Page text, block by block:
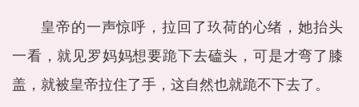
皇帝的一声惊呼，拉回了玖荷的心绪，她抬头
一看，就见罗妈妈想要跪下去磕头，可是才弯了膝
盖，就被皇帝拉住了手，这自然也就跪不下去了。